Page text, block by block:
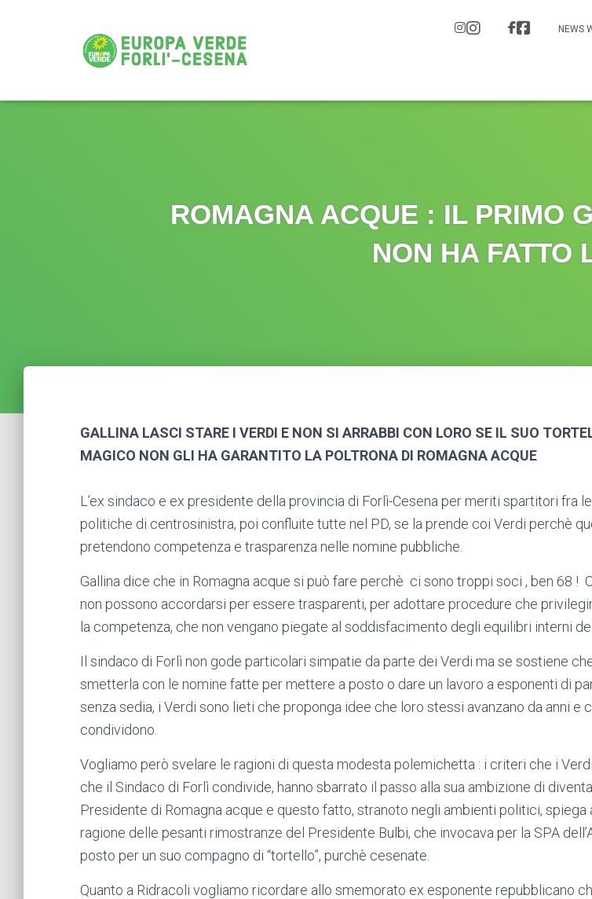
NEWS
ROMAGNA ACQUE : IL PRIMO
NON HA FATTO
GALLINA LASCI STARE I VERDI E NON SI ARRABBI CON LORO SE IL SUO
MAGICO NON GLI HA GARANTITO LA POLTRONA DI ROMAGNA ACQUE
L’ex sindaco e ex presidente della provincia di Forlì-Cesena per meriti spartitori fra
politiche di centrosinistra, poi confluite tutte nel PD, se la prende coi Verdi perchè
pretendono competenza e trasparenza nelle nomine pubbliche.
Gallina dice che in Romagna acque si può fare perchè ci sono troppi soci , ben 68 !
non possono accordarsi per essere trasparenti, per adottare procedure che
la competenza, che non vengano piegate al soddisfacimento degli equilibri interni
Il sindaco di Forlì non gode particolari simpatie da parte dei Verdi ma se sostiene
smetterla con le nomine fatte per mettere a posto o dare un lavoro a esponenti di
senza sedia, i Verdi sono lieti che proponga idee che loro stessi avanzano da anni e
condividono.
Vogliamo però svelare le ragioni di questa modesta polemichetta : i criteri che i
che il Sindaco di Forlì condivide, hanno sbarrato il passo alla sua ambizione di
Presidente di Romagna acque e questo fatto, stranoto negli ambienti politici, spiega
ragione delle pesanti rimostranze del Presidente Bulbi, che invocava per la SPA
posto per un suo compagno di “tortello”, purchè cesenate.
Quanto a Ridracoli vogliamo ricordare allo smemorato ex esponente repubblicano